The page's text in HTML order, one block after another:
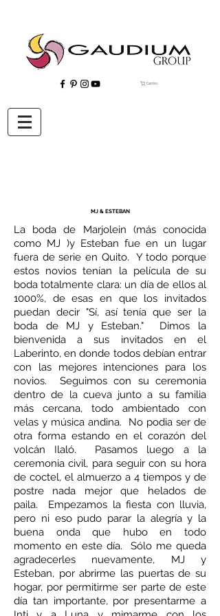
Carrito
"Gaudium, Eventos Corporativos, Wedding Planner, Eventos, Quito"
MJ & ESTEBAN
La boda de Marjolein (más conocida
como MJ )y Esteban fue en un lugar
fuera de serie en Quito. Y todo porque
estos novios tenían la película de su
boda totalmente clara: un día de ellos al
1000%, de esas en que los invitados
puedan decir "Sí, así tenía que ser la
boda de MJ y Esteban." Dimos la
bienvenida a sus invitados en el
Laberinto, en donde todos debían entrar
con las mejores intenciones para los
novios. Seguimos con su ceremonia
dentro de la cueva junto a su familia
más cercana, todo ambientado con
velas y música andina. No podia ser de
otra forma estando en el corazón del
volcán Ilaló. Pasamos luego a la
ceremonia civil, para seguir con su hora
de coctel, el almuerzo a 4 tiempos y de
postre nada mejor que helados de
paila. Empezamos la fiesta con lluvia,
pero ni eso pudo parar la alegría y la
buena onda que hubo en todo
momento en este día. Sólo me queda
agradecerles nuevamente, MJ y
Esteban, por abrirme las puertas de su
hogar, por permitirme ser parte de este
día tan importante, por presentarme a